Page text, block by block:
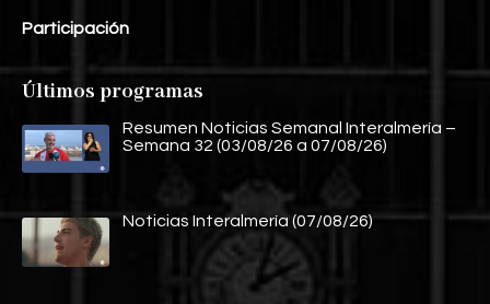
Participación
Últimos programas
Resumen Noticias Semanal Interalmería –
Semana 32 (03/08/26 a 07/08/26)
Noticias Interalmería (07/08/26)